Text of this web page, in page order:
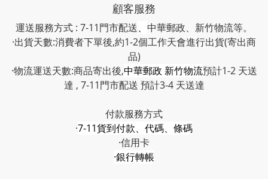
顧客服務
運送服務方式 : 7-11門市配送、 中華郵政、新竹物流等。
·出貨天數:消費者下單後,約1-2個工作天會進行出貨(寄出商
品)
·物流運送天數:商品寄出後,中華郵政 新竹物流預計1-2 天送
達 , 7-11門市配送 預計3-4 天送達
付款服務方式
·7-11貨到付款、代碼、條碼
·信用卡
·銀行轉帳